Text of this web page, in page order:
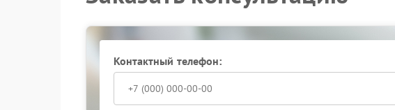
Контактный телефон: